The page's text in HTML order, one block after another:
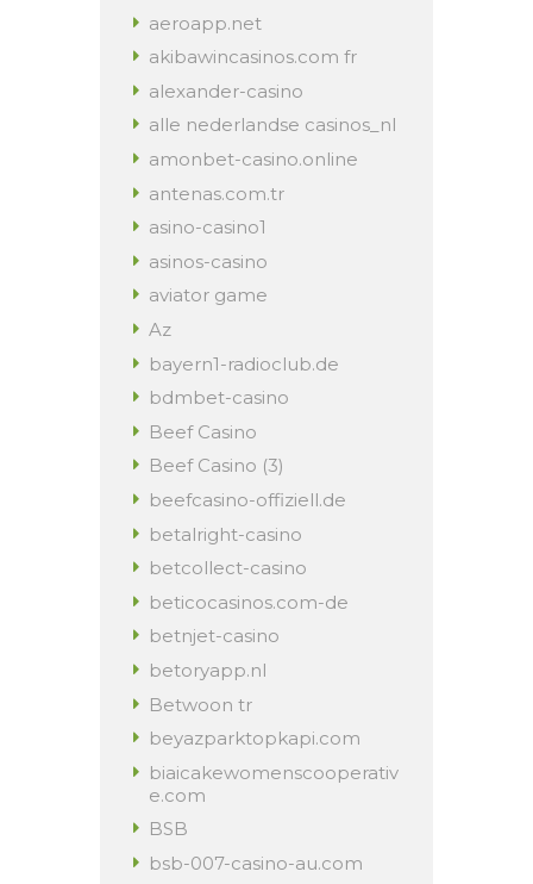
aeroapp.net
akibawincasinos.com fr
alexander-casino
alle nederlandse casinos_nl
amonbet-casino.online
antenas.com.tr
asino-casino1
asinos-casino
aviator game
Az
bayern1-radioclub.de
bdmbet-casino
Beef Casino
Beef Casino (3)
beefcasino-offiziell.de
betalright-casino
betcollect-casino
beticocasinos.com-de
betnjet-casino
betoryapp.nl
Betwoon tr
beyazparktopkapi.com
biaicakewomenscooperativ
e.com
BSB
bsb-007-casino-au.com